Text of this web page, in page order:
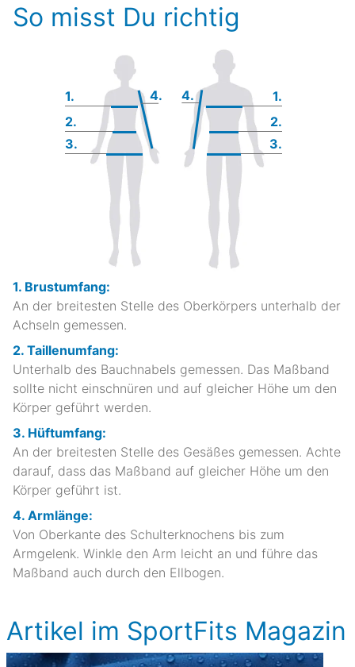
So misst Du richtig
1.
1.
2.
2.
3.
3.
4. 4.
1. Brustumfang:
An der breitesten Stelle des Oberkörpers unterhalb der
Achseln gemessen.
2. Taillenumfang:
Unterhalb des Bauchnabels gemessen. Das Maßband
sollte nicht einschnüren und auf gleicher Höhe um den
Körper geführt werden.
3. Hüftumfang:
An der breitesten Stelle des Gesäßes gemessen. Achte
darauf, dass das Maßband auf gleicher Höhe um den
Körper geführt ist.
4. Armlänge:
Von Oberkante des Schulterknochens bis zum
Armgelenk. Winkle den Arm leicht an und führe das
Maßband auch durch den Ellbogen.
Artikel im SportFits Magazin